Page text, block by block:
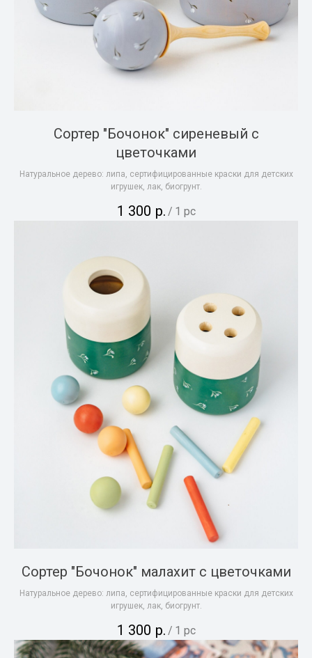
Сортер "Бочонок" сиреневый с
цветочками
Натуральное дерево: липа, сертифицированные краски для детских
игрушек, лак, биогрунт.
1 300 р. / 1 pc
Сортер "Бочонок" малахит с цветочками
Натуральное дерево: липа, сертифицированные краски для детских
игрушек, лак, биогрунт.
1 300 р. / 1 pc